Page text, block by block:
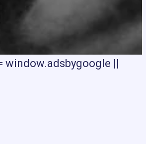
window.adsbygoogle ||